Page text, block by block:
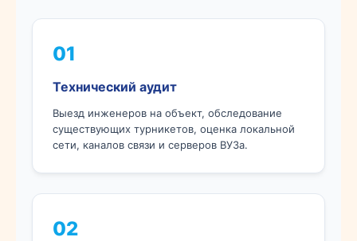
01
Технический аудит
Выезд инженеров на объект, обследование
существующих турникетов, оценка локальной
сети, каналов связи и серверов ВУЗа.
02